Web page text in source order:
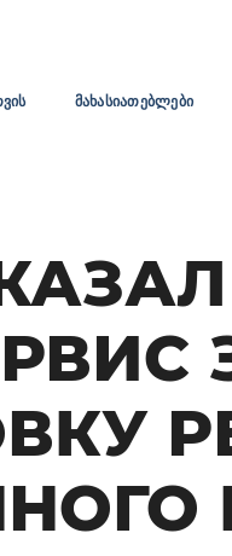
ᲛᲐᲮᲐᲡᲘᲐᲗᲔᲑᲚᲔᲑᲘ